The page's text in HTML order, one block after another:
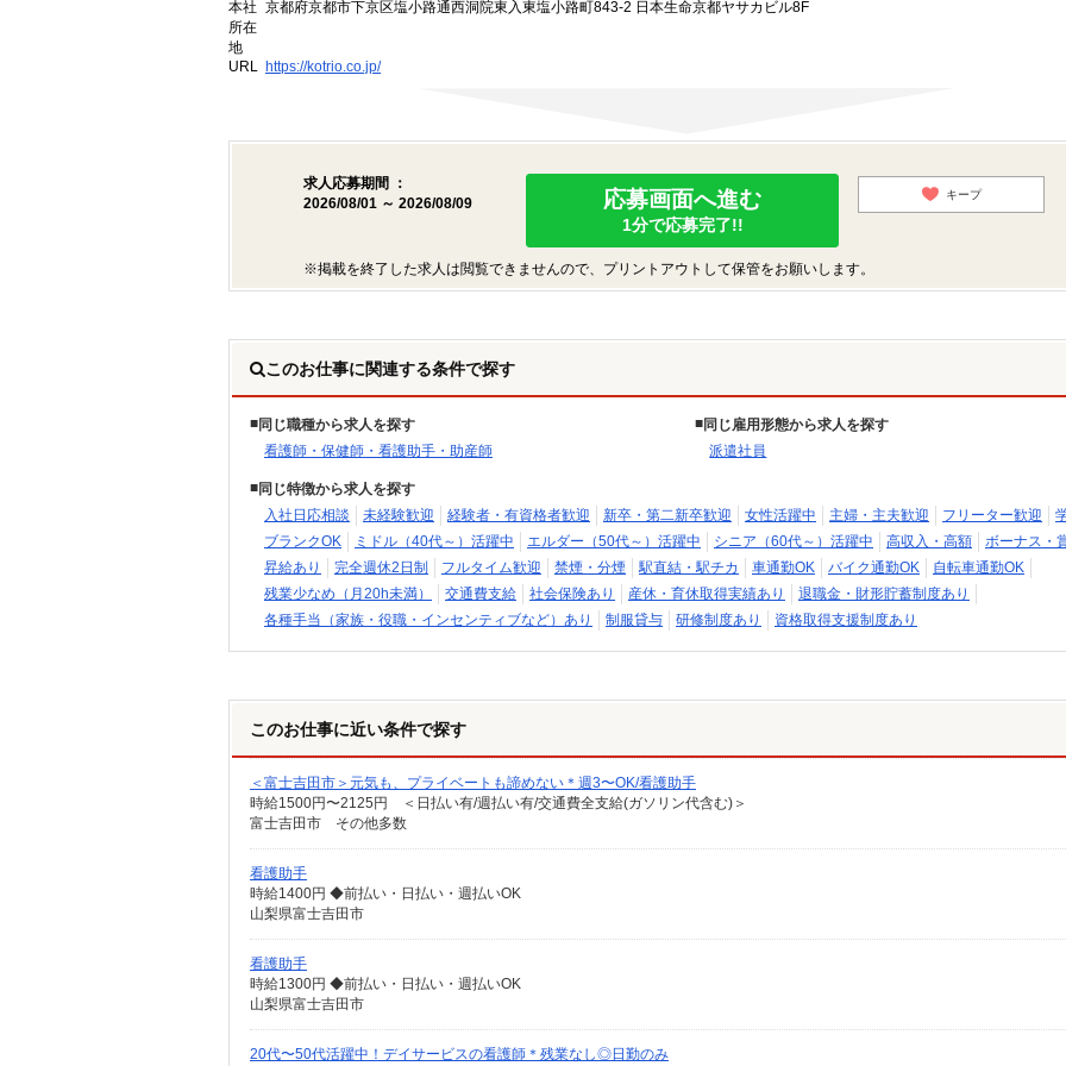
本社
所在
地
京都府京都市下京区塩小路通西洞院東入東塩小路町843-2 日本生命京都ヤサカビル8F
URL https://kotrio.co.jp/
求人応募期間 ：
2026/08/01 ～ 2026/08/09
応募画面へ進む
1分で応募完了!!
キープ
※掲載を終了した求人は閲覧できませんので、プリントアウトして保管をお願いします。
このお仕事に関連する条件で探す
同じ職種から求人を探す
看護師・保健師・看護助手・助産師
同じ雇用形態から求人を探す
派遣社員
同じ特徴から求人を探す
入社日応相談
未経験歓迎 経験者・有資格者歓迎 新卒・第二新卒歓迎 女性活躍中 主婦・主夫歓迎 フリーター歓迎
ブランクOK
ミドル（40代～）活躍中 エルダー（50代～）活躍中 シニア（60代～）活躍中 高収入・高額
ボーナス・
昇給あり
完全週休2日制 フルタイム歓迎 禁煙・分煙 駅直結・駅チカ 車通勤OK バイク通勤OK
自転車通勤OK
残業少なめ（月20h未満）
交通費支給 社会保険あり 産休・育休取得実績あり
退職金・財形貯蓄制度あり
各種手当（家族・役職・インセンティブなど）あり
制服貸与 研修制度あり 資格取得支援制度あり
このお仕事に近い条件で探す
＜富士吉田市＞元気も、プライベートも諦めない＊週3〜OK/看護助手
時給1500円〜2125円 ＜日払い有/週払い有/交通費全支給(ガソリン代含む)＞
富士吉田市 その他多数
看護助手
時給1400円 ◆前払い・日払い・週払いOK
山梨県富士吉田市
看護助手
時給1300円 ◆前払い・日払い・週払いOK
山梨県富士吉田市
20代〜50代活躍中！デイサービスの看護師＊残業なし◎日勤のみ